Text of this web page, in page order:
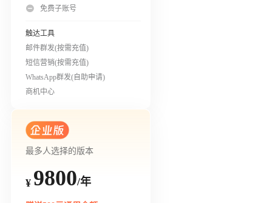
免费子账号
触达工具
邮件群发(按需充值)
短信营销(按需充值)
WhatsApp群发(自助申请)
商机中心
最多人选择的版本
¥ 9800/年